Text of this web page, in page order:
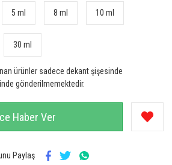
5 ml 8 ml 10 ml
30 ml
ürünler sadece dekant şişesinde
gönderilmemektedir.
Haber Ver
Paylaş